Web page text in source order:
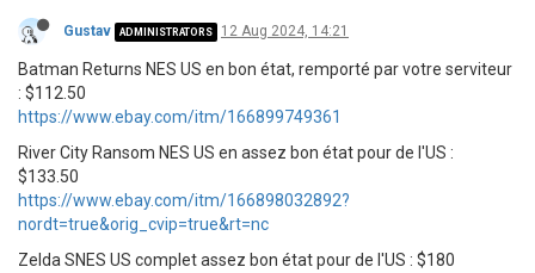
Gustav ADMINISTRATORS 12 Aug 2024, 14:21
Batman Returns NES US en bon état, remporté par votre serviteur
: $112.50
https://www.ebay.com/itm/166899749361
River City Ransom NES US en assez bon état pour de l'US :
$133.50
https://www.ebay.com/itm/166898032892?
nordt=true&orig_cvip=true&rt=nc
Zelda SNES US complet assez bon état pour de l'US : $180